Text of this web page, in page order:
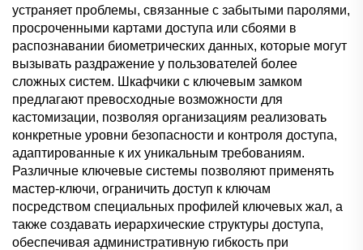
устраняет проблемы, связанные с забытыми паролями,
просроченными картами доступа или сбоями в
распознавании биометрических данных, которые могут
вызывать раздражение у пользователей более
сложных систем. Шкафчики с ключевым замком
предлагают превосходные возможности для
кастомизации, позволяя организациям реализовать
конкретные уровни безопасности и контроля доступа,
адаптированные к их уникальным требованиям.
Различные ключевые системы позволяют применять
мастер-ключи, ограничить доступ к ключам
посредством специальных профилей ключевых жал, а
также создавать иерархические структуры доступа,
обеспечивая административную гибкость при